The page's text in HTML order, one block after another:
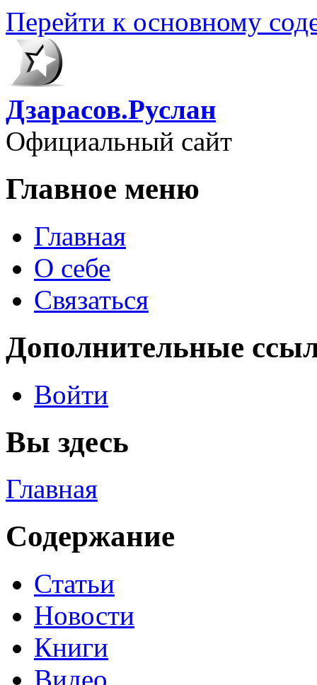
Перейти к основному
Дзарасов.Руслан
Официальный сайт
Главное меню
Главная
О себе
Связаться
Дополнительные
Войти
Вы здесь
Главная
Содержание
Статьи
Новости
Книги